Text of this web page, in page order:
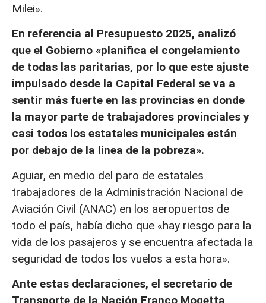
Milei».
En referencia al Presupuesto 2025, analizó
que el Gobierno «planifica el congelamiento
de todas las paritarias, por lo que este ajuste
impulsado desde la Capital Federal se va a
sentir más fuerte en las provincias en donde
la mayor parte de trabajadores provinciales y
casi todos los estatales municipales están
por debajo de la linea de la pobreza».
Aguiar, en medio del paro de estatales
trabajadores de la Administración Nacional de
Aviación Civil (ANAC) en los aeropuertos de
todo el país, había dicho que «hay riesgo para la
vida de los pasajeros y se encuentra afectada la
seguridad de todos los vuelos a esta hora».
Ante estas declaraciones, el secretario de